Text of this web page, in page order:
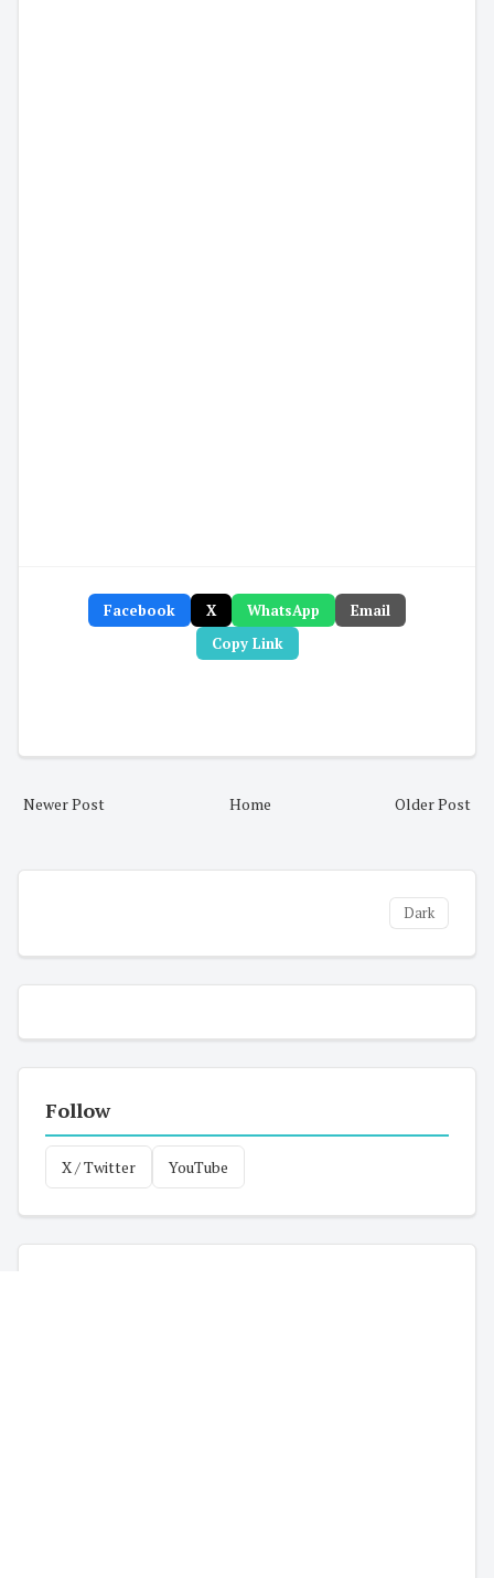
Facebook X WhatsApp
Email
Copy Link
Newer Post Older Post
Home
Dark
Follow
X / Twitter YouTube